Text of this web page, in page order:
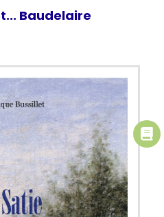
Baudelaire